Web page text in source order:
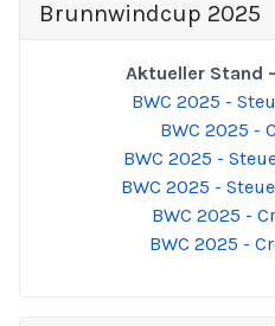
Brunnwindcup 2025
Aktueller Stand
BWC 2025 -
BWC 2025 -
BWC 2025 -
BWC 2025 -
BWC 2025 -
BWC 2025 -